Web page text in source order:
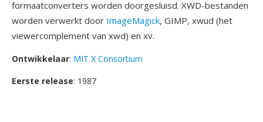
formaatconverters worden doorgesluisd. XWD-bestanden
worden verwerkt door ImageMagick, GIMP, xwud (het
viewercomplement van xwd) en xv.
Ontwikkelaar: MIT X Consortium
Eerste release: 1987